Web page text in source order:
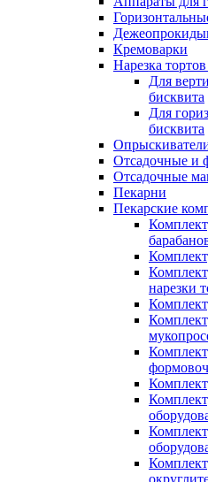
Кремоварки
Нарезка
Для
бисквита
Для
бисквита
Отсадочные и
Отсадочные
Пекарни
Пекарские
нарезки